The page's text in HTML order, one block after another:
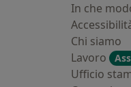
In che
Chi siamo
Lavoro
Ufficio